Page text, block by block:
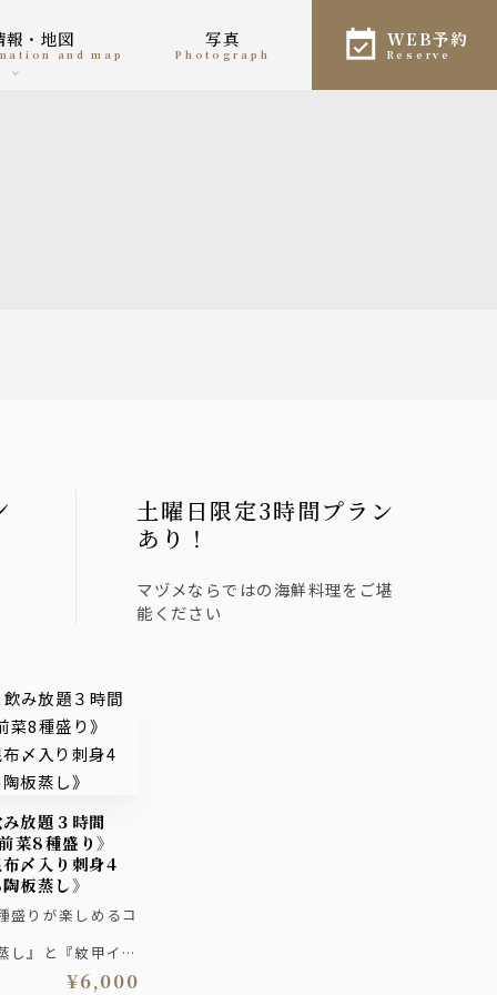
報・地図
and map
写真
photograph
WEB予約
reserve
土曜日限定3時間プラン
あり！
マヅメならではの海鮮料理をご堪
能ください
菜8種盛り》
布〆入り刺身4
板蒸し》
盛りが楽しめるコ
し』と『紋甲イカ
4種盛り合わ
鉢8種』、締めは
¥6,000